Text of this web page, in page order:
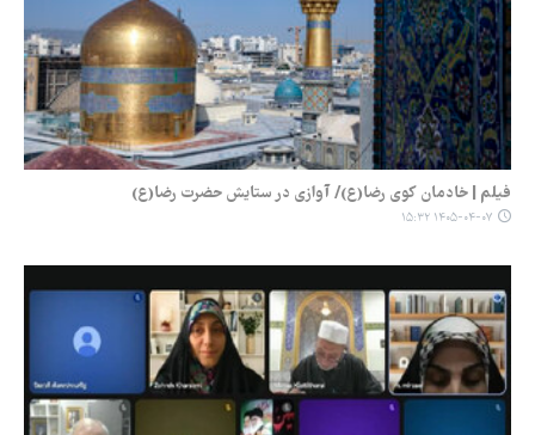
فیلم | خادمان کوی رضا(ع)/ آوازی در ستایش حضرت رضا(ع)
۱۴۰۵-۰۴-۰۷ ۱۵:۳۲